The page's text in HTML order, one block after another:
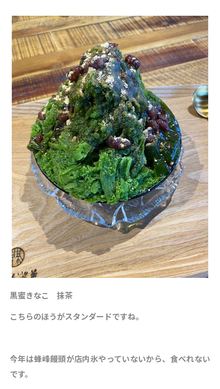
黒蜜きなこ 抹茶
こちらのほうがスタンダードですね。
今年は蜂峰饅頭が店内氷やっていないから、食べれない
です。